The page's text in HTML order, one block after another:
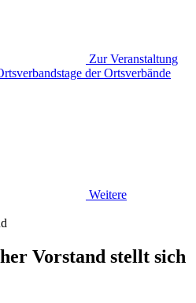
Zur Veranstaltung
der Ortsverbände
Weitere
Vorstand stellt sich